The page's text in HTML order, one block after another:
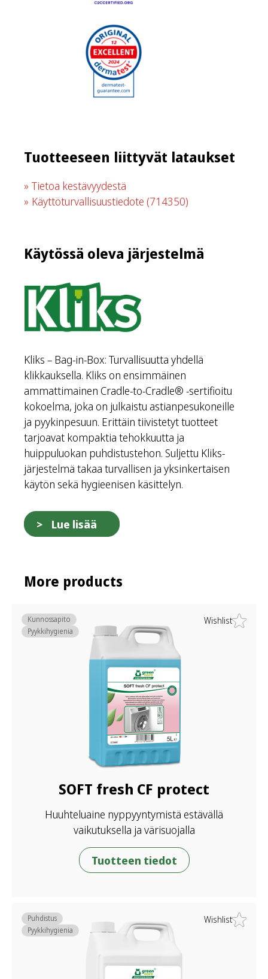
Tuotteeseen liittyvät lataukset
Tietoa kestävyydestä
Käyttöturvallisuustiedote (714350)
Käytössä oleva järjestelmä
Kliks – Bag-in-Box: Turvallisuutta yhdellä
klikkauksella. Kliks on ensimmäinen
ammattimainen Cradle-to-Cradle® -sertifioitu
kokoelma, joka on julkaistu astianpesukoneille
ja pyykinpesuun. Erittäin tiivistetyt tuotteet
tarjoavat kompaktia tehokkuutta ja
huippuluokan puhdistustehon. Suljettu Kliks-
järjestelmä takaa turvallisen ja yksinkertaisen
käytön sekä hygieenisen käsittelyn.
Lue lisää
More products
Wishlist
SOFT fresh CF protect
Huuhteluaine nyppyyntymistä estävällä
vaikutuksella ja värisuojalla
Kunnossapito
Pyykkihygienia
Tuotteen tiedot
Wishlist
Puhdistus
Pyykkihygienia